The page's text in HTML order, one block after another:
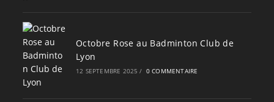
Octobre Rose au Badminton Club de
Lyon
12 SEPTEMBRE 2025 / 0 COMMENTAIRE